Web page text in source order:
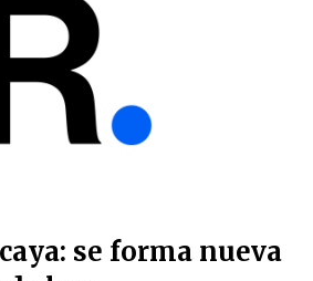
se forma nueva